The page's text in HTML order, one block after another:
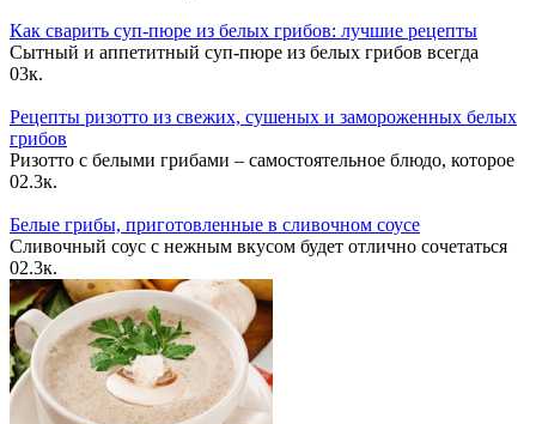
Как сварить суп-пюре из белых грибов: лучшие рецепты
Сытный и аппетитный суп-пюре из белых грибов всегда
03к.
Рецепты ризотто из свежих, сушеных и замороженных белых
грибов
Ризотто с белыми грибами – самостоятельное блюдо, которое
02.3к.
Белые грибы, приготовленные в сливочном соусе
Сливочный соус с нежным вкусом будет отлично сочетаться
02.3к.